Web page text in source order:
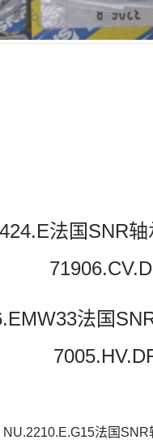
法国SNR
法国
NU.2210.E.G15法国